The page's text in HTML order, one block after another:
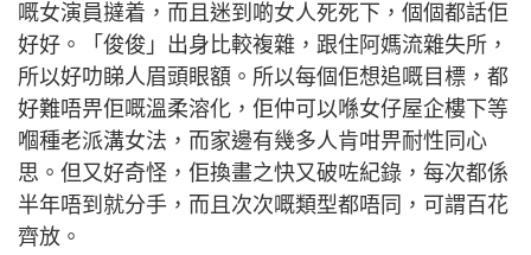
嘅女演員撻着，而且迷到啲女人死死下，個個都話佢
好好。「俊俊」出身比較複雜，跟住阿媽流雜失所，
所以好叻睇人眉頭眼額。所以每個佢想追嘅目標，都
好難唔畀佢嘅溫柔溶化，佢仲可以喺女仔屋企樓下等
嗰種老派溝女法，而家邊有幾多人肯咁畀耐性同心
思。但又好奇怪，佢換畫之快又破咗紀錄，每次都係
半年唔到就分手，而且次次嘅類型都唔同，可謂百花
齊放。